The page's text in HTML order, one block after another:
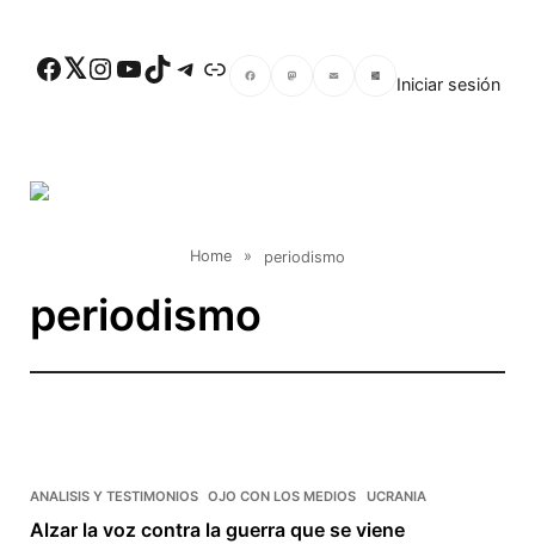
Facebook Twitter Instagram YouTube TikTok Telegram Enlace
Iniciar sesión
Home » periodismo
periodismo
ANALISIS Y TESTIMONIOS OJO CON LOS MEDIOS UCRANIA
Alzar la voz contra la guerra que se viene